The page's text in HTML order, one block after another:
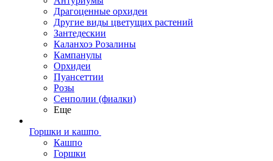
Драгоценные орхидеи
Другие виды цветущих растений
Зантедескии
Каланхоэ Розалины
Кампанулы
Орхидеи
Пуансеттии
Розы
Сенполии (фиалки)
Еще
Горшки и кашпо
Кашпо
Горшки